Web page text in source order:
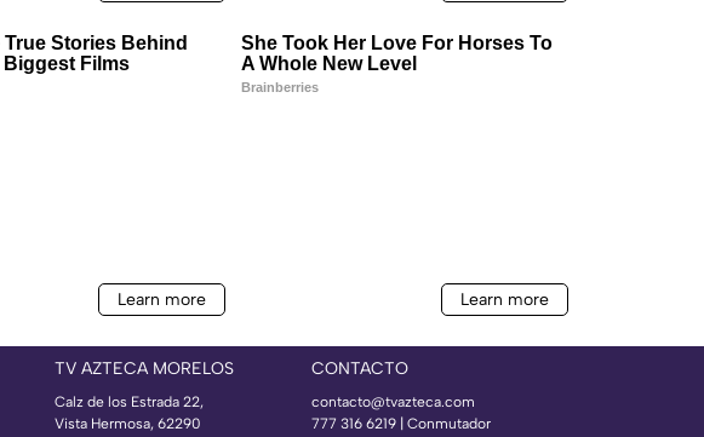
TV AZTECA MORELOS
Calz de los Estrada 22,
Vista Hermosa, 62290
CONTACTO
contacto@tvazteca.com
777 316 6219 | Conmutador